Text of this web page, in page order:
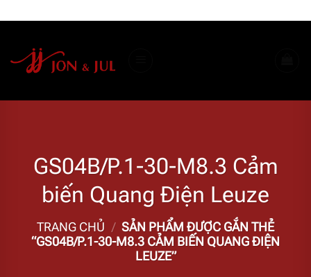
dung
GS04B/P.1-30-M8.3 Cảm
biến Quang Điện Leuze
TRANG CHỦ / SẢN PHẨM ĐƯỢC GẮN THẺ
“GS04B/P.1-30-M8.3 CẢM BIẾN QUANG ĐIỆN
LEUZE”